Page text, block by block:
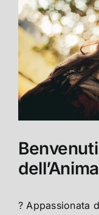
dell’Anima
? Appassionata